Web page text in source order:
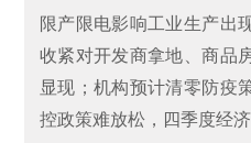
限产限电影响工业生产出
收紧对开发商拿地、商品
显现；机构预计清零防疫
控政策难放松，四季度经